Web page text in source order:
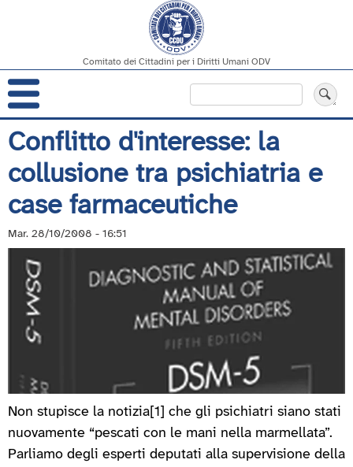
Salta
al
contenuto
Comitato dei Cittadini per i Diritti Umani ODV
Navigazione
principale
Conflitto d'interesse: la
collusione tra psichiatria e
case farmaceutiche
Mar. 28/10/2008 - 16:51
Non stupisce la notizia[1] che gli psichiatri siano stati
nuovamente “pescati con le mani nella marmellata”.
Parliamo degli esperti deputati alla supervisione della